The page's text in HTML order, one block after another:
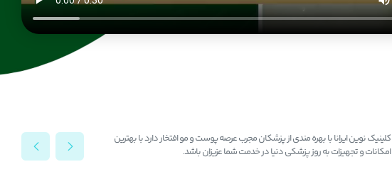
کلینیک نوین ایرانا با بهره مندی از پزشکان مجرب عرصه پوست و مو افتخار دارد با بهترین
امکانات و تجهیزات به روز پزشکی دنیا در خدمت شما عزیزان باشد.